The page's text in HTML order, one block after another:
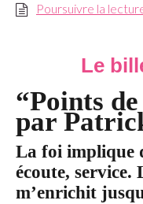
Poursuivre la
Le
“Points
par
La foi implique
écoute, service.
m’enrichit